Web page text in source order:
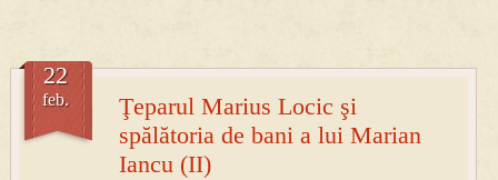
Ţeparul Marius Locic şi
spălătoria de bani a lui Marian
Iancu (II)
22
feb.